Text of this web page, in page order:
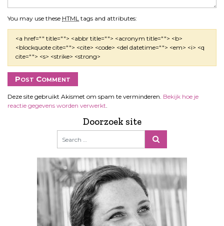
You may use these HTML tags and attributes:
<a href="" title=""> <abbr title=""> <acronym title=""> <b>
<blockquote cite=""> <cite> <code> <del datetime=""> <em> <i> <q
cite=""> <s> <strike> <strong>
Deze site gebruikt Akismet om spam te verminderen. Bekijk hoe je
reactie gegevens worden verwerkt.
Doorzoek site